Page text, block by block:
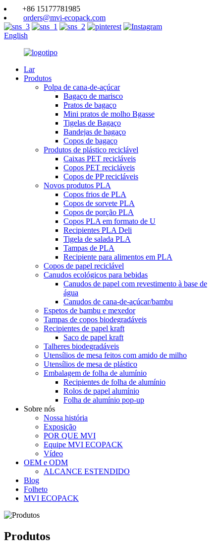
+86 15177781985
orders@mvi-ecopack.com
English
Lar
Produtos
Polpa de cana-de-açúcar
Bagaço de marisco
Pratos de bagaço
Mini pratos de molho Bgasse
Tigelas de Bagaço
Bandejas de bagaço
Copos de bagaço
Produtos de plástico reciclável
Caixas PET recicláveis
Copos PET recicláveis
Copos de PP recicláveis
Novos produtos PLA
Copos frios de PLA
Copos de sorvete PLA
Copos de porção PLA
Copos PLA em formato de U
Recipientes PLA Deli
Tigela de salada PLA
Tampas de PLA
Recipiente para alimentos em PLA
Copos de papel reciclável
Canudos ecológicos para bebidas
Canudos de papel com revestimento à base de
água
Canudos de cana-de-açúcar/bambu
Espetos de bambu e mexedor
Tampas de copos biodegradáveis
Recipientes de papel kraft
Saco de papel kraft
Talheres biodegradáveis
Utensílios de mesa feitos com amido de milho
Utensílios de mesa de plástico
Embalagem de folha de alumínio
Recipientes de folha de alumínio
Rolos de papel alumínio
Folha de alumínio pop-up
Sobre nós
Nossa história
Exposição
POR QUE MVI
Equipe MVI ECOPACK
Vídeo
OEM e ODM
ALCANCE ESTENDIDO
Blog
Folheto
MVI ECOPACK
Produtos